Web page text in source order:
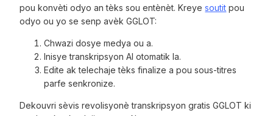
pou konvèti odyo an tèks sou entènèt. Kreyesoutit pou
odyo ou yo se senp avèk GGLOT:
Chwazi dosye medya ou a.
Inisye transkripsyon AI otomatik la.
Edite ak telechaje tèks finalize a pou sous-titres
parfe senkronize.
Dekouvri sèvis revolisyonè transkripsyon gratis GGLOT ki